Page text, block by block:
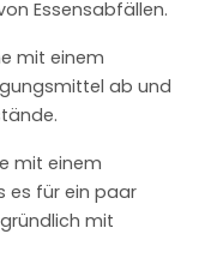
Essensabfällen.
mit einem
ab und
mit einem
es für ein paar
mit